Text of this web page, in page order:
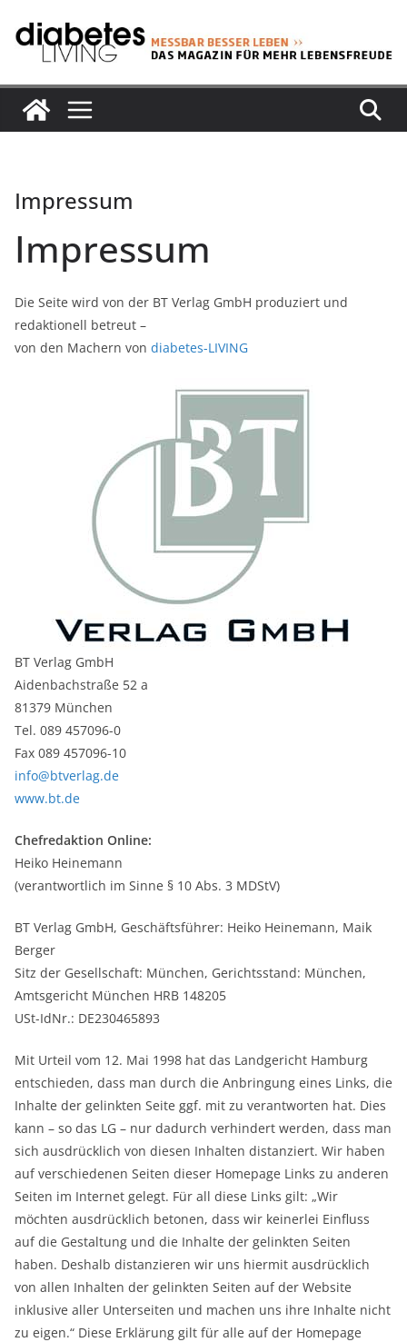
Inhalt
springen
Impressum
Impressum
Die Seite wird von der BT Verlag GmbH produziert und
redaktionell betreut –
von den Machern von diabetes-LIVING
BT Verlag GmbH
Aidenbachstraße 52 a
81379 München
Tel. 089 457096-0
Fax 089 457096-10
info@btverlag.de
www.bt.de
Chefredaktion Online:
Heiko Heinemann
(verantwortlich im Sinne § 10 Abs. 3 MDStV)
BT Verlag GmbH, Geschäftsführer: Heiko Heinemann, Maik
Berger
Sitz der Gesellschaft: München, Gerichtsstand: München,
Amtsgericht München HRB 148205
USt-IdNr.: DE230465893
Mit Urteil vom 12. Mai 1998 hat das Landgericht Hamburg
entschieden, dass man durch die Anbringung eines Links, die
Inhalte der gelinkten Seite ggf. mit zu verantworten hat. Dies
kann – so das LG – nur dadurch verhindert werden, dass man
sich ausdrücklich von diesen Inhalten distanziert. Wir haben
auf verschiedenen Seiten dieser Homepage Links zu anderen
Seiten im Internet gelegt. Für all diese Links gilt: „Wir
möchten ausdrücklich betonen, dass wir keinerlei Einfluss
auf die Gestaltung und die Inhalte der gelinkten Seiten
haben. Deshalb distanzieren wir uns hiermit ausdrücklich
von allen Inhalten der gelinkten Seiten auf der Website
inklusive aller Unterseiten und machen uns ihre Inhalte nicht
zu eigen.“ Diese Erklärung gilt für alle auf der Homepage